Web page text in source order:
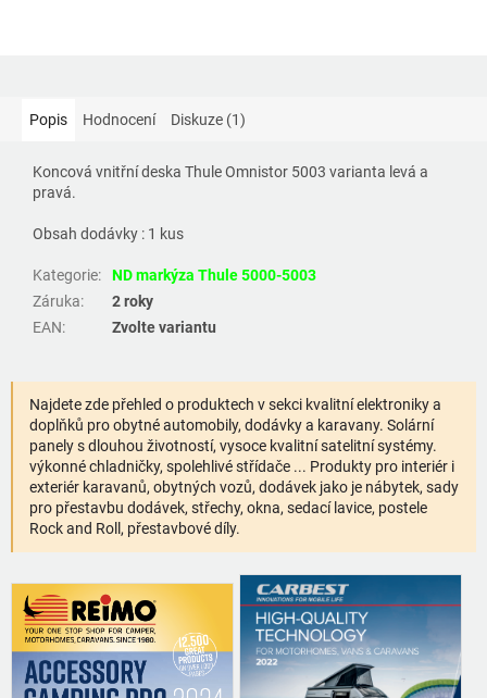
Popis Hodnocení Diskuze (1)
Koncová vnitřní deska Thule Omnistor 5003 varianta levá a
pravá.
Obsah dodávky : 1 kus
Kategorie:
ND markýza Thule 5000-5003
Záruka:
2 roky
EAN: Zvolte variantu
Najdete zde přehled o produktech v sekci kvalitní elektroniky a
doplňků pro obytné automobily, dodávky a karavany. Solární
panely s dlouhou životností, vysoce kvalitní satelitní systémy.
výkonné chladničky, spolehlivé střídače ... Produkty pro interiér i
exteriér karavanů, obytných vozů, dodávek jako je nábytek, sady
pro přestavbu dodávek, střechy, okna, sedací lavice, postele
Rock and Roll, přestavbové díly.